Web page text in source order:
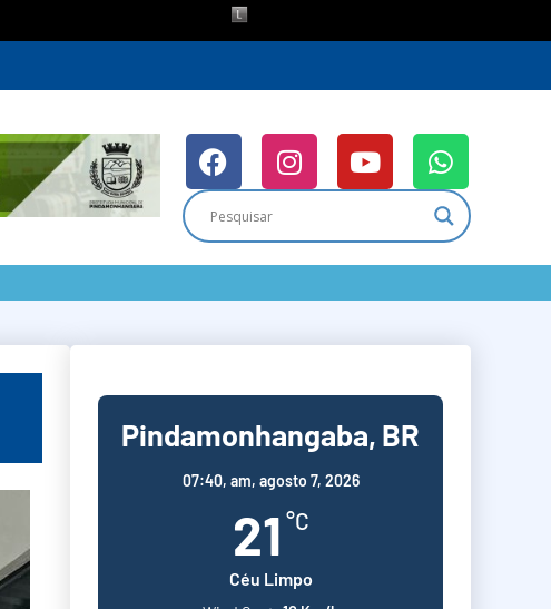
Pindamonhangaba, BR
07:40, am, agosto 7, 2026
21 °C
Céu Limpo